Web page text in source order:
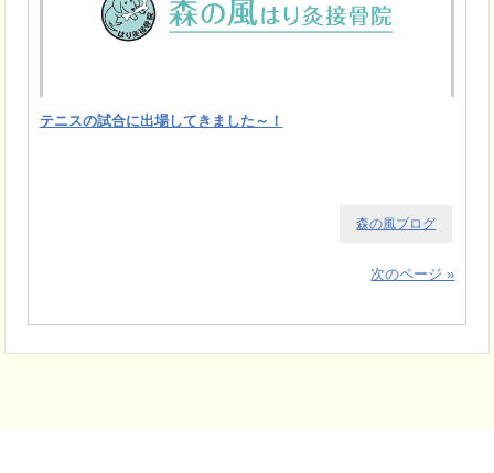
テニスの試合に出場してきました～！
森の風ブログ
次のページ »